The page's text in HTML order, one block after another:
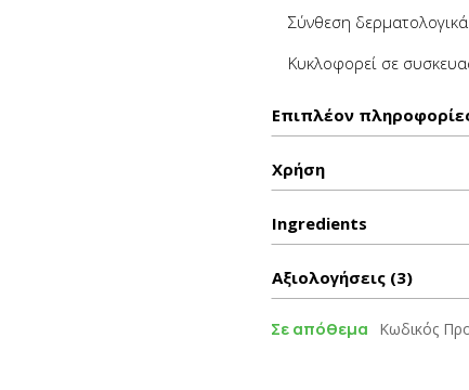
Σύνθεση
Κυκλοφορεί σε
Επιπλέον
Χρήση
Ιngredients
Αξιολογήσεις (3)
Σε απόθεμα Κωδικός